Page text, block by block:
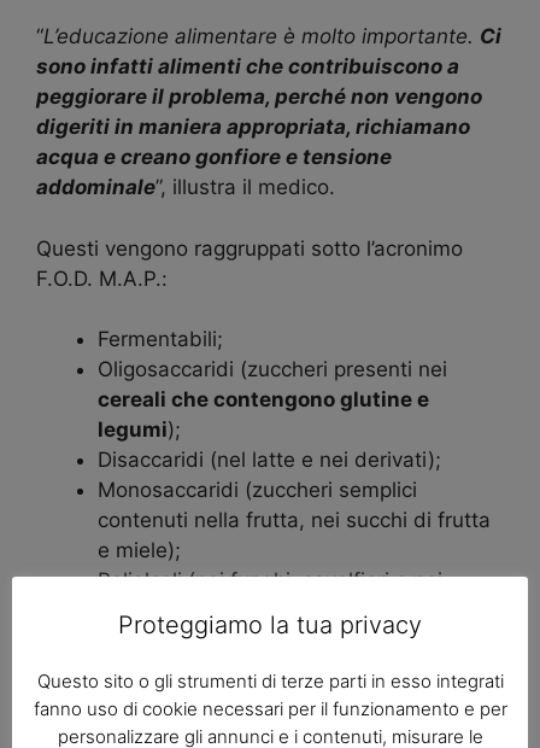
“L’educazione alimentare è molto importante. Ci
sono infatti alimenti che contribuiscono a
peggiorare il problema, perché non vengono
digeriti in maniera appropriata, richiamano
acqua e creano gonfiore e tensione
addominale”, illustra il medico.
Questi vengono raggruppati sotto l’acronimo
F.O.D. M.A.P.:
Fermentabili;
Oligosaccaridi (zuccheri presenti nei
cereali che contengono glutine e
legumi);
Disaccaridi (nel latte e nei derivati);
Monosaccaridi (zuccheri semplici
contenuti nella frutta, nei succhi di frutta
e miele);
Polialcoli (nei funghi, cavolfiori e nei
dolcificanti artificiali).
Tra gli alimenti da evitare ci sonola caffeina, gli
alcolici e le bevande eccitantiche tendono a
irritare la mucosa intestinale e intensificare
Proteggiamo la tua privacy
Questo sito o gli strumenti di terze parti in esso integrati
fanno uso di cookie necessari per il funzionamento e per
personalizzare gli annunci e i contenuti, misurare le